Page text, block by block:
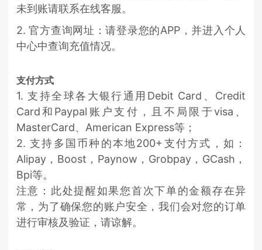
未到账请联系在线客服。
2. 官方查询网址：请登录您的APP，并进入个人
中心中查询充值情况。
支付方式
1. 支持全球各大银行通用Debit Card、Credit
Card和Paypal账户支付，且不局限于visa、
MasterCard、American Express等；
2. 支持多国币种的本地200+支付方式，如：
Alipay，Boost，Paynow，Grobpay，GCash，
Bpi等。
注意：此处提醒如果您首次下单的金额存在异
常，为了确保您的账户安全，我们会对您的订单
进行审核及验证，请谅解。